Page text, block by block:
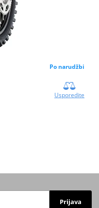
Po narudžbi
Usporedite
Prijava